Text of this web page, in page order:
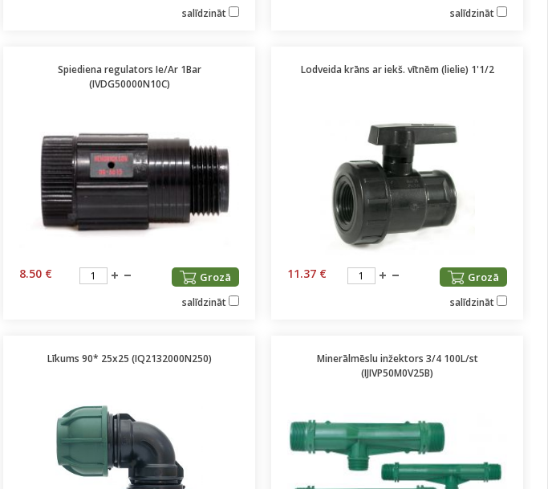
salīdzināt salīdzināt
Spiediena regulators Ie/Ar 1Bar
(IVDG50000N10C)
8.50 € Grozā
salīdzināt
Lodveida krāns ar iekš. vītnēm (lielie) 1'1/2
11.37 € Grozā
salīdzināt
Līkums 90* 25x25 (IQ2132000N250)
Minerālmēslu inžektors 3/4 100L/st
(IJIVP50M0V25B)